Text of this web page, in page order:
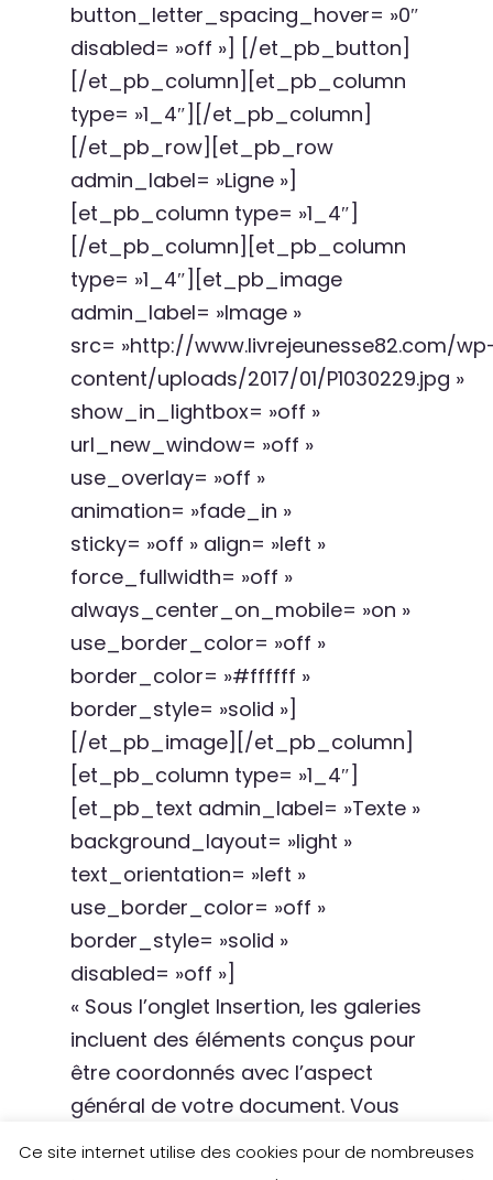
button_letter_spacing_hover= »0″
disabled= »off »] [/et_pb_button]
[/et_pb_column][et_pb_column
type= »1_4″][/et_pb_column]
[/et_pb_row][et_pb_row
admin_label= »Ligne »]
[et_pb_column type= »1_4″]
[/et_pb_column][et_pb_column
type= »1_4″][et_pb_image
admin_label= »Image »
src= »http://www.livrejeunesse82.com/
content/uploads/2017/01/P1030229.jpg »
show_in_lightbox= »off »
url_new_window= »off »
use_overlay= »off »
animation= »fade_in »
sticky= »off » align= »left »
force_fullwidth= »off »
always_center_on_mobile= »on »
use_border_color= »off »
border_color= »#ffffff »
border_style= »solid »]
[/et_pb_image][/et_pb_column]
[et_pb_column type= »1_4″]
[et_pb_text admin_label= »Texte »
background_layout= »light »
text_orientation= »left »
use_border_color= »off »
border_style= »solid »
disabled= »off »]
« Sous l’onglet Insertion, les galeries
incluent des éléments conçus pour
être coordonnés avec l’aspect
général de votre document. Vous
pouvez utiliser ces galeries pour
insérer des tables, des en-têtes,
Ce site internet utilise des cookies pour de nombreuses